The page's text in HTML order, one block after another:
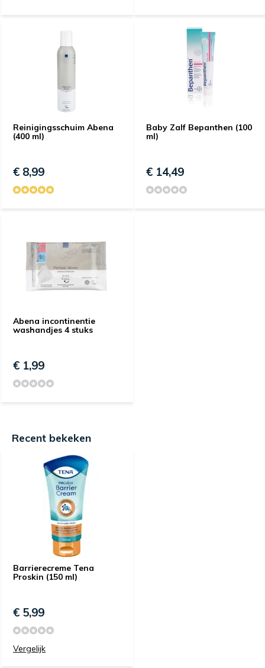
Reinigingsschuim Abena
(400 ml)
€ 8,99
Baby Zalf Bepanthen (100
ml)
€ 14,49
Abena incontinentie
washandjes 4 stuks
€ 1,99
Recent bekeken
Barrierecreme Tena
Proskin (150 ml)
€ 5,99
Vergelijk